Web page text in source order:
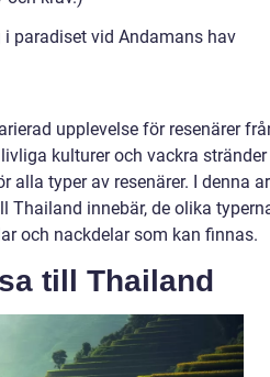
paradiset vid Andamans hav
upplevelse för resenärer
kulturer och vackra
typer av resenärer. I denna
Thailand innebär, de olika
och nackdelar som kan finnas.
till Thailand